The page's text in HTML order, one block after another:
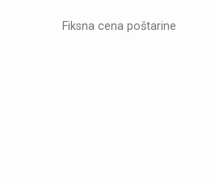
Fiksna cena poštarine